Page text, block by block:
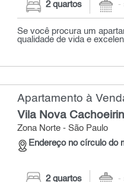
2 quartos -
Se você procura um
qualidade de vida e
Apartamento à
Vila Nova
Zona Norte - São Paulo
Endereço no círculo do
2 quartos -